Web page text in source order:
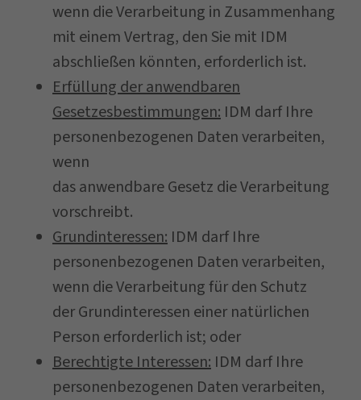
wenn die Verarbeitung in Zusammenhang
mit einem Vertrag, den Sie mit IDM
abschließen könnten, erforderlich ist.
Erfüllung der anwendbaren
Gesetzesbestimmungen: IDM darf Ihre
personenbezogenen Daten verarbeiten,
wenn
das anwendbare Gesetz die Verarbeitung
vorschreibt.
Grundinteressen: IDM darf Ihre
personenbezogenen Daten verarbeiten,
wenn die Verarbeitung für den Schutz
der Grundinteressen einer natürlichen
Person erforderlich ist; oder
Berechtigte Interessen: IDM darf Ihre
personenbezogenen Daten verarbeiten,